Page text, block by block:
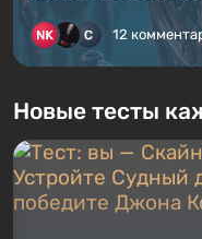
12
Новые тесты